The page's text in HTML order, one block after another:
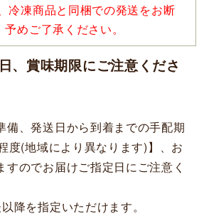
冷凍商品と同梱での発送をお断
めご了承ください。
、賞味期限にご注意くださ
備、発送日から到着までの手配期
度(地域により異なります)】、お
すのでお届けご指定日にご注意く
降を指定いただけます。